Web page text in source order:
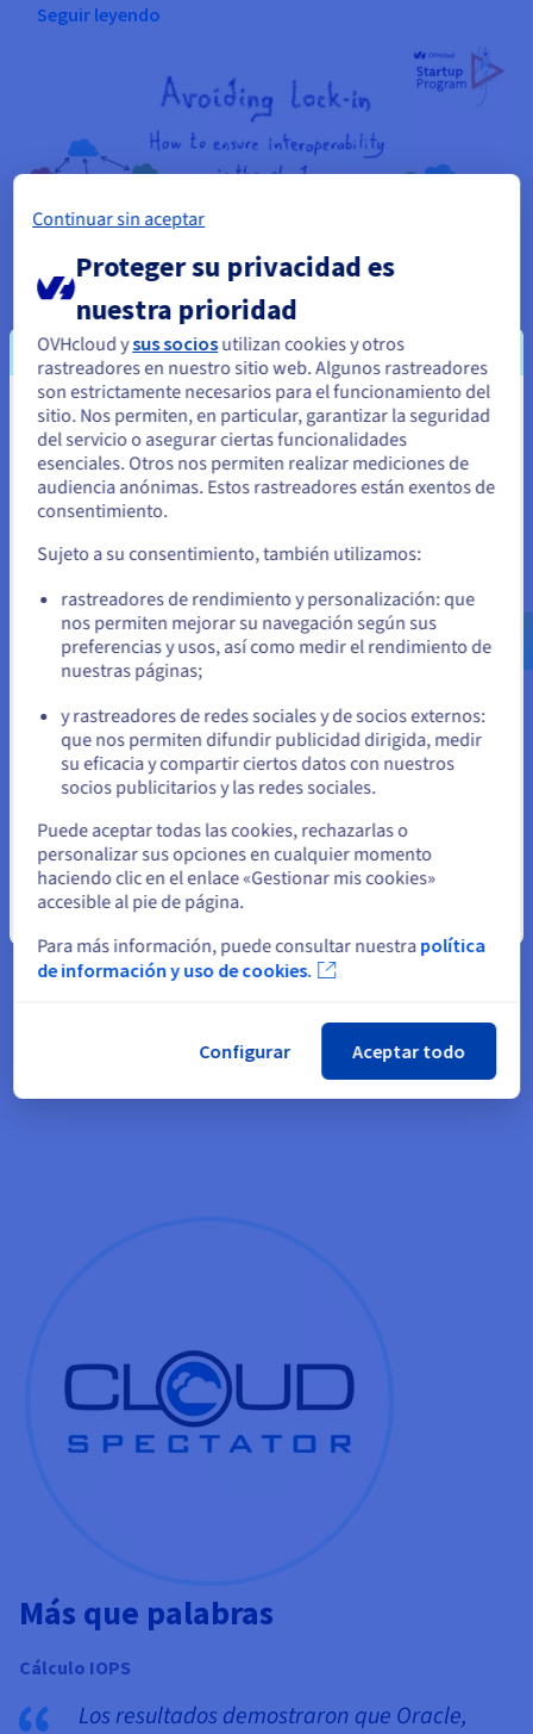
Seguir leyendo
Cloud europeo líder según
Forrester e IDC
OVHcloud ha sido reconocida como Leader en
Wave™:Private Hosted Cloud Services in Europe, T2 2020
única empresa europea incluida en la categoría Leader.
Asimismo, OVHcloud ha sido reconocida como Contender en
el estudioIDC MarketScape™:Worldwide Public Cloud
Infrastructure as a Service 2020 Vendor Assessment,
Más que palabras
Cálculo IOPS
Los resultados demostraron que Oracle,
Parece que está ubicado en Estados
Unidos
Si quiere hacer un pedido desde Estados Unidos, deberá buscar
el sitio web adecuado y crear una cuenta.
us.ovhcloud.com/
Inglés USD - $
Permanezca en el sitio web actual
Continuar sin aceptar
Proteger su privacidad es
nuestra prioridad
OVHcloud ysus sociosutilizan cookies y otros
rastreadores en nuestro sitio web. Algunos rastreadores
son estrictamente necesarios para el funcionamiento del
sitio. Nos permiten, en particular, garantizar la seguridad
del servicio o asegurar ciertas funcionalidades
esenciales. Otros nos permiten realizar mediciones de
audiencia anónimas. Estos rastreadores están exentos de
consentimiento.
Sujeto a su consentimiento, también utilizamos:
rastreadores de rendimiento y personalización: que
nos permiten mejorar su navegación según sus
preferencias y usos, así como medir el rendimiento de
nuestras páginas;
y rastreadores de redes sociales y de socios externos:
que nos permiten difundir publicidad dirigida, medir
su eficacia y compartir ciertos datos con nuestros
socios publicitarios y las redes sociales.
Puede aceptar todas las cookies, rechazarlas o
personalizar sus opciones en cualquier momento
haciendo clic en el enlace «Gestionar mis cookies»
accesible al pie de página.
Para más información, puede consultar nuestra política
de información y uso de cookies.
Configurar Aceptar todo